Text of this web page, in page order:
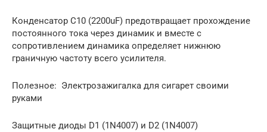
Конденсатор C10 (2200uF) предотвращает прохождение
постоянного тока через динамик и вместе с
сопротивлением динамика определяет нижнюю
граничную частоту всего усилителя.
Полезное: Электрозажигалка для сигарет своими
руками
Защитные диоды D1 (1N4007) и D2 (1N4007)